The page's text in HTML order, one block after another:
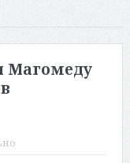
Магомеду